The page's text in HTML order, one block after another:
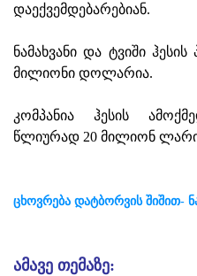
დაექვემდებარებიან.
ნამახვანი და ტვიში
მილიონი დოლარია.
კომპანია ჰესის
წლიურად 20 მილიონ
ცხოვრება დატბორვის შიშით-
ამავე თემაზე: